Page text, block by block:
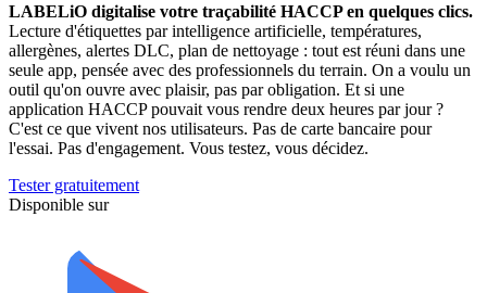
LABELiO digitalise votre traçabilité HACCP en quelques clics.
Lecture d'étiquettes par intelligence artificielle, températures,
allergènes, alertes DLC, plan de nettoyage : tout est réuni dans une
seule app, pensée avec des professionnels du terrain. On a voulu un
outil qu'on ouvre avec plaisir, pas par obligation. Et si une
application HACCP pouvait vous rendre deux heures par jour ?
C'est ce que vivent nos utilisateurs. Pas de carte bancaire pour
l'essai. Pas d'engagement. Vous testez, vous décidez.
Tester gratuitement
Disponible sur